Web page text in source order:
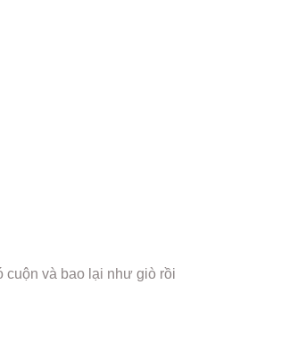
cuộn và bao lại như giò rồi